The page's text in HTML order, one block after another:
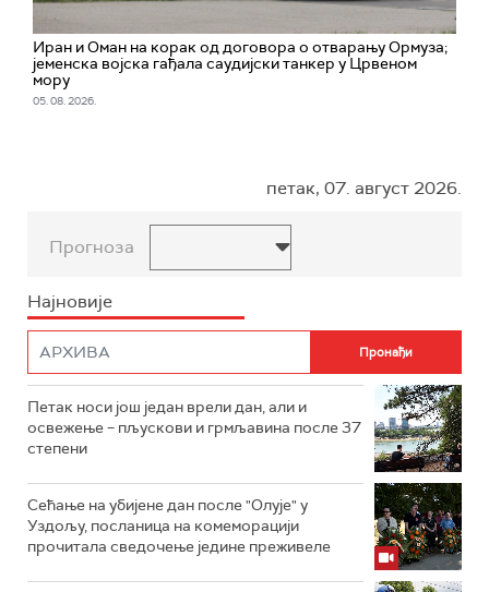
Иран и Оман на корак од договора о отварању Ормуза;
jеменска војска гађала саудијски танкер у Црвеном
мору
05. 08. 2026.
петак, 07. август 2026.
Прогноза
Најновије
Петак носи још један врели дан, али и
освежење – пљускови и грмљавина после 37
степени
Сећање на убијене дан после "Олује" у
Уздољу, посланица на комеморацији
прочитала сведочење једине преживеле